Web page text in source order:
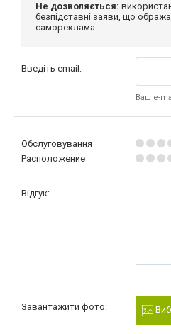
Не дозволяється:
безпідставні заяви, що
самореклама.
Введіть email:
Ваш e-
Обслуговування
Расположение
Відгук:
Завантажити фото: